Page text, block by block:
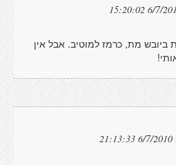
6/7/2010
ביובש מת, כרמז למוטיב. אבל אין
6/7/2010 21:13:33